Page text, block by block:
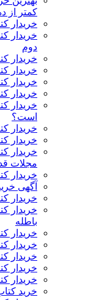
کمتر از
خریدار
خریدار
دوم
خریدار
خریدار
خریدار
خریدار
خریدار
است؟
خریدار
خریدار
خریدار
مجلات
خریدار
آگهی
خریدار
خریدار
باطله
خریدار
خریدار
خریدار
خریدار
خریدار
خرید